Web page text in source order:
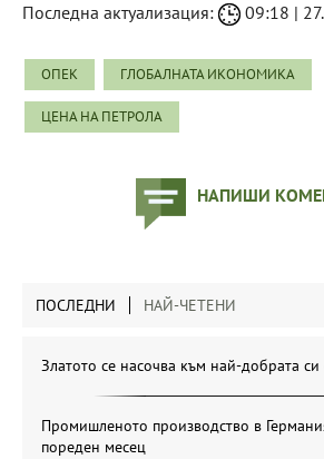
Последна актуализация: 09:18 |
ОПЕК ГЛОБАЛНАТА ИКОНОМИКА
ЦЕНА НА ПЕТРОЛА
НАПИШИ
ПОСЛЕДНИ НАЙ-ЧЕТЕНИ
Златото се насочва към най-добрата
Промишленото производство в
пореден месец